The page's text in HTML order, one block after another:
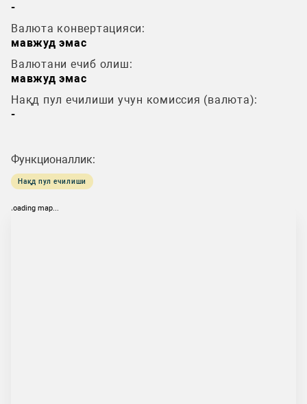
-
Валюта конвертацияси:
мавжуд эмас
Валютани ечиб олиш:
мавжуд эмас
Нақд пул ечилиши учун комиссия (валюта):
-
Функционаллик:
Нақд пул ечилиши
loading map...